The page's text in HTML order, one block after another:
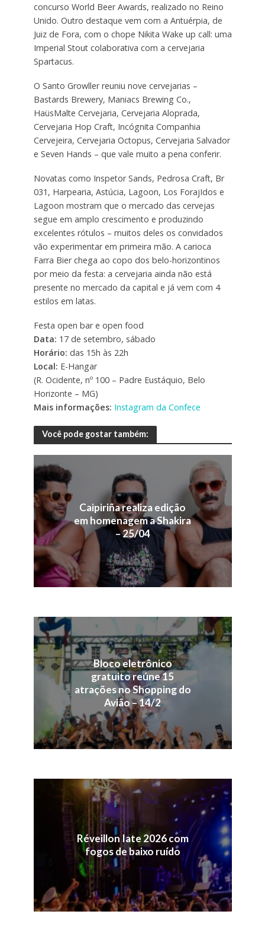
concurso World Beer Awards, realizado no Reino
Unido. Outro destaque vem com a Antuérpia, de
Juiz de Fora, com o chope Nikita Wake up call: uma
Imperial Stout colaborativa com a cervejaria
Spartacus.
O Santo Growller reuniu nove cervejarias –
Bastards Brewery, Maniacs Brewing Co.,
HaüsMalte Cervejaria, Cervejaria Aloprada,
Cervejaria Hop Craft, Incógnita Companhia
Cervejeira, Cervejaria Octopus, Cervejaria Salvador
e Seven Hands – que vale muito a pena conferir.
Novatas como Inspetor Sands, Pedrosa Craft, Br
031, Harpearia, Astúcia, Lagoon, Los ForajIdos e
Lagoon mostram que o mercado das cervejas
segue em amplo crescimento e produzindo
excelentes rótulos – muitos deles os convidados
vão experimentar em primeira mão. A carioca
Farra Bier chega ao copo dos belo-horizontinos
por meio da festa: a cervejaria ainda não está
presente no mercado da capital e já vem com 4
estilos em latas.
Festa open bar e open food
Data: 17 de setembro, sábado
Horário: das 15h às 22h
Local: E-Hangar
(R. Ocidente, nº 100 – Padre Eustáquio, Belo
Horizonte – MG)
Mais informações: Instagram da Confece
Você pode gostar também:
Caipiriña realiza edição
em homenagem a Shakira
– 25/04
Bloco eletrônico
gratuito reúne 15
atrações no Shopping do
Avião – 14/2
Réveillon Iate 2026 com
fogos de baixo ruído